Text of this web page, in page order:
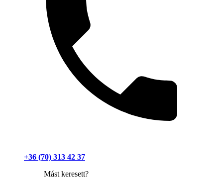
+36 (70) 313 42 37
Mást keresett?